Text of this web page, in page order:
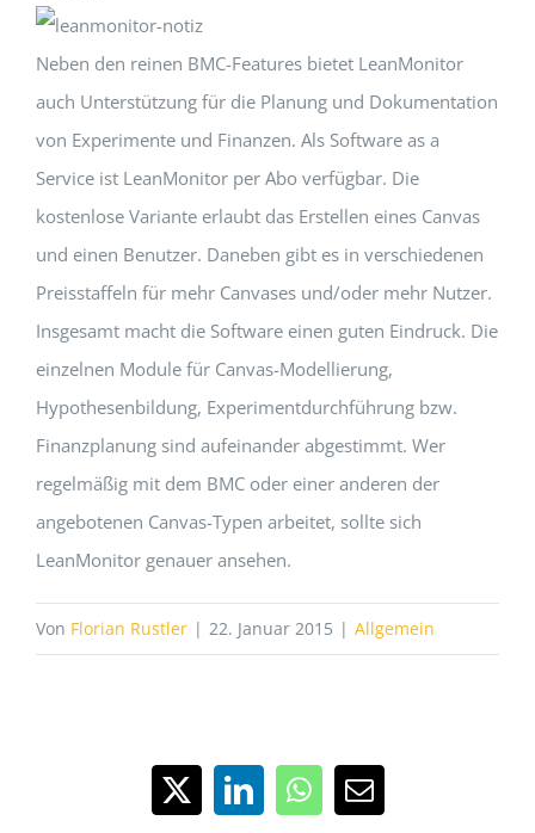
Neben den reinen BMC-Features bietet LeanMonitor
auch Unterstützung für die Planung und Dokumentation
von Experimente und Finanzen. Als Software as a
Service ist LeanMonitor per Abo verfügbar. Die
kostenlose Variante erlaubt das Erstellen eines Canvas
und einen Benutzer. Daneben gibt es in verschiedenen
Preisstaffeln für mehr Canvases und/oder mehr Nutzer.
Insgesamt macht die Software einen guten Eindruck. Die
einzelnen Module für Canvas-Modellierung,
Hypothesenbildung, Experimentdurchführung bzw.
Finanzplanung sind aufeinander abgestimmt. Wer
regelmäßig mit dem BMC oder einer anderen der
angebotenen Canvas-Typen arbeitet, sollte sich
LeanMonitor genauer ansehen.
Von Florian Rustler | 22. Januar 2015 | Allgemein
X LinkedInWhatsApp
E-